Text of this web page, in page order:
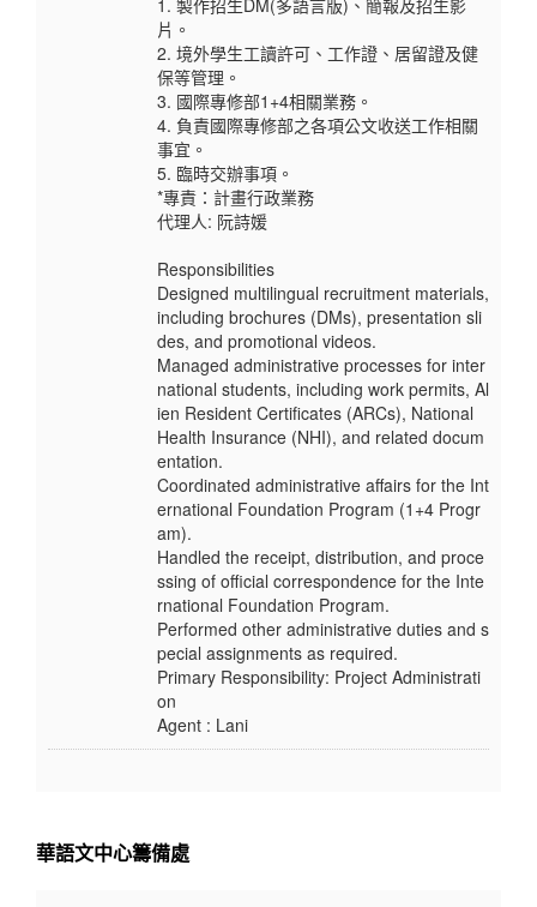
1. 製作招生DM(多語言版)、簡報及招生影
片。
2. 境外學生工讀許可、工作證、居留證及健
保等管理。
3. 國際專修部1+4相關業務。
4. 負責國際專修部之各項公文收送工作相關
事宜。
5. 臨時交辦事項。
*專責：計畫行政業務
代理人: 阮詩媛
Responsibilities
Designed multilingual recruitment materials,
including brochures (DMs), presentation sli
des, and promotional videos.
Managed administrative processes for inter
national students, including work permits, Al
ien Resident Certificates (ARCs), National
Health Insurance (NHI), and related docum
entation.
Coordinated administrative affairs for the Int
ernational Foundation Program (1+4 Progr
am).
Handled the receipt, distribution, and proce
ssing of official correspondence for the Inte
rnational Foundation Program.
Performed other administrative duties and s
pecial assignments as required.
Primary Responsibility: Project Administrati
on
Agent : Lani
華語文中心籌備處